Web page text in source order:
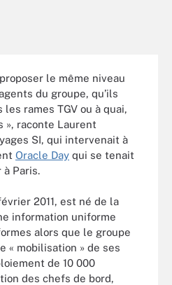
le même niveau
du groupe, qu’ils
rames TGV ou à quai,
», raconte Laurent
SI, qui intervenait à
Oracle Day qui se tenait
à Paris.
2011, est né de la
information uniforme
alors que le groupe
« mobilisation » de ses
de 10 000
des chefs de bord,